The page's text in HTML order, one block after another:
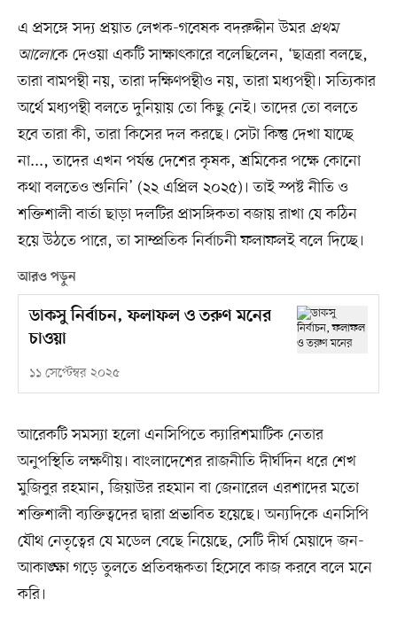
এ প্রসঙ্গে সদ্য প্রয়াত লেখক-গবেষক বদরুদ্দীন উমর প্রথম
আলোকে দেওয়া একটি সাক্ষাৎকারে বলেছিলেন, ‘ছাত্ররা বলছে,
তারা বামপন্থী নয়, তারা দক্ষিণপন্থীও নয়, তারা মধ্যপন্থী। সত্যিকার
অর্থে মধ্যপন্থী বলতে দুনিয়ায় তো কিছু নেই। তাদের তো বলতে
হবে তারা কী, তারা কিসের দল করছে। সেটা কিন্তু দেখা যাচ্ছে
না..., তাদের এখন পর্যন্ত দেশের কৃষক, শ্রমিকের পক্ষে কোনো
কথা বলতেও শুনিনি’ (২২ এপ্রিল ২০২৫)। তাই স্পষ্ট নীতি ও
শক্তিশালী বার্তা ছাড়া দলটির প্রাসঙ্গিকতা বজায় রাখা যে কঠিন
হয়ে উঠতে পারে, তা সাম্প্রতিক নির্বাচনী ফলাফলই বলে দিচ্ছে।
আরও পড়ুন
ডাকসু নির্বাচন, ফলাফল ও তরুণ মনের
চাওয়া
১১ সেপ্টেম্বর ২০২৫
আরেকটি সমস্যা হলো এনসিপিতে ক্যারিশমাটিক নেতার
অনুপস্থিতি লক্ষণীয়। বাংলাদেশের রাজনীতি দীর্ঘদিন ধরে শেখ
মুজিবুর রহমান, জিয়াউর রহমান বা জেনারেল এরশাদের মতো
শক্তিশালী ব্যক্তিত্বদের দ্বারা প্রভাবিত হয়েছে। অন্যদিকে এনসিপি
যৌথ নেতৃত্বের যে মডেল বেছে নিয়েছে, সেটি দীর্ঘ মেয়াদে জন-
আকাঙ্ক্ষা গড়ে তুলতে প্রতিবন্ধকতা হিসেবে কাজ করবে বলে মনে
করি।